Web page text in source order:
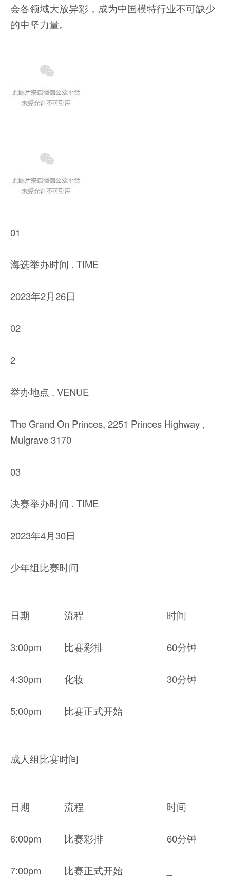
会各领域大放异彩，成为中国模特行业不可缺少
的中坚力量。
01
海选举办时间 . TIME
2023年2月26日
02
2
举办地点 . VENUE
The Grand On Princes, 2251 Princes Highway ,
Mulgrave 3170
03
决赛举办时间 . TIME
2023年4月30日
少年组比赛时间
日期 流程 时间
3:00pm 比赛彩排 60分钟
4:30pm 化妆 30分钟
5:00pm 比赛正式开始
成人组比赛时间
日期 流程 时间
6:00pm 比赛彩排 60分钟
7:00pm 比赛正式开始